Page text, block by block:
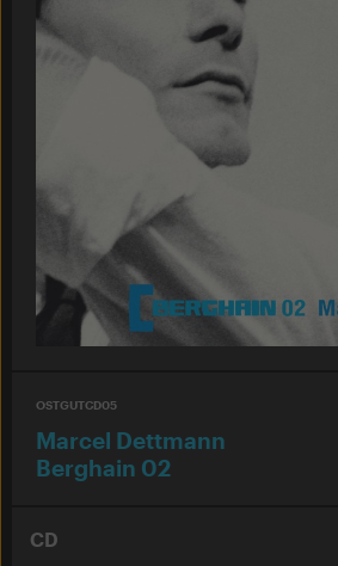
OSTGUTCD05
Marcel Dettmann
Berghain 02
CD